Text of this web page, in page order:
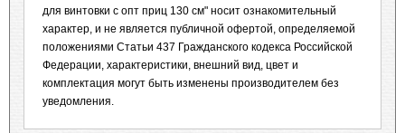
для винтовки с опт приц 130 см" носит ознакомительный
характер, и не является публичной офертой, определяемой
положениями Статьи 437 Гражданского кодекса Российской
Федерации, характеристики, внешний вид, цвет и
комплектация могут быть изменены производителем без
уведомления.